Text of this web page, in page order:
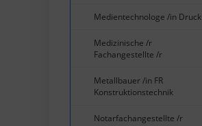
Medientechnologe /in Druck
Medizinische /r
Fachangestellte /r
Metallbauer /in FR
Konstruktionstechnik
Notarfachangestellte /r